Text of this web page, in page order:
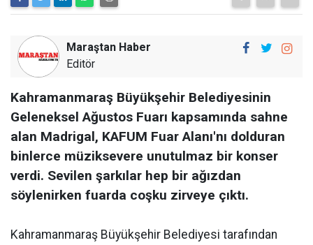
Maraştan Haber
Editör
Kahramanmaraş Büyükşehir Belediyesinin
Geleneksel Ağustos Fuarı kapsamında sahne
alan Madrigal, KAFUM Fuar Alanı'nı dolduran
binlerce müziksevere unutulmaz bir konser
verdi. Sevilen şarkılar hep bir ağızdan
söylenirken fuarda coşku zirveye çıktı.
Kahramanmaraş Büyükşehir Belediyesi tarafından